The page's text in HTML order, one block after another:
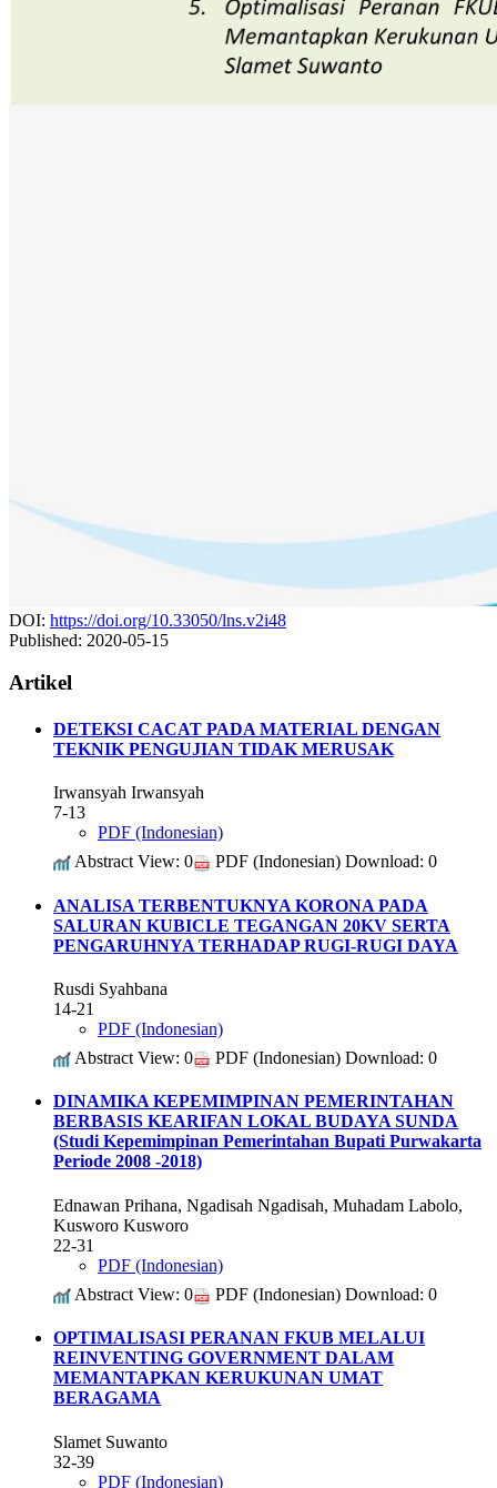
DOI: https://doi.org/10.33050/lns.v2i48
Published: 2020-05-15
Artikel
DETEKSI CACAT PADA MATERIAL DENGAN
TEKNIK PENGUJIAN TIDAK MERUSAK
Irwansyah Irwansyah
7-13
PDF (Indonesian)
Abstract View: 0
PDF (Indonesian) Download: 0
ANALISA TERBENTUKNYA KORONA PADA
SALURAN KUBICLE TEGANGAN 20KV SERTA
PENGARUHNYA TERHADAP RUGI-RUGI DAYA
Rusdi Syahbana
14-21
PDF (Indonesian)
Abstract View: 0
PDF (Indonesian) Download: 0
DINAMIKA KEPEMIMPINAN PEMERINTAHAN
BERBASIS KEARIFAN LOKAL BUDAYA SUNDA
(Studi Kepemimpinan Pemerintahan Bupati Purwakarta
Periode 2008 -2018)
Ednawan Prihana, Ngadisah Ngadisah, Muhadam Labolo,
Kusworo Kusworo
22-31
PDF (Indonesian)
Abstract View: 0
PDF (Indonesian) Download: 0
OPTIMALISASI PERANAN FKUB MELALUI
REINVENTING GOVERNMENT DALAM
MEMANTAPKAN KERUKUNAN UMAT
BERAGAMA
Slamet Suwanto
32-39
PDF (Indonesian)